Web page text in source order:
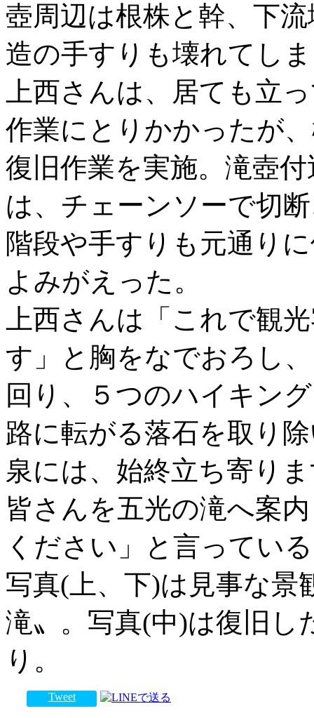
壺周辺は根株と幹、下
造の手すりも壊れてし
上西さんは、居ても立
作業にとりかかったが
復旧作業を実施。滝壺
は、チェーンソーで切
階段や手すりも元通り
よみがえった。
上西さんは「これで観
す」と胸をなでおろし
回り、５つのハイキン
路に転がる落石を取り
泉には、始終立ち寄り
皆さんを五光の滝へ案
ください」と言ってい
写真(上、下)は見事な景
滝〟。写真(中)は復旧し
り。
Tweet